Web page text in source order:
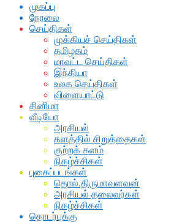
Menu
முகப்பு
நேரலை
செய்திகள்
முக்கியச் செய்திகள்
தமிழகம்
மாவட்ட செய்திகள்
இந்தியா
உலக செய்திகள்
விளையாட்டு
சினிமா
வீடியோ
அரசியல்
களத்தில் சிறுத்தைகள்
குற்றக் களம்
நிகழ்ச்சிகள்
புகைப்படங்கள்
தொல்.திருமாவளவன்
அரசியல் தலைவர்கள்
நிகழ்ச்சிகள்
தொடர்புக்கு